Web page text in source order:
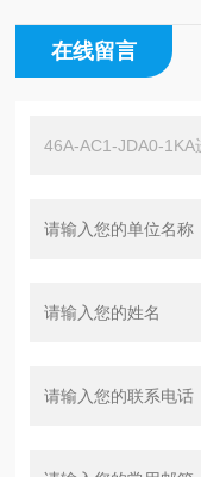
在线留言